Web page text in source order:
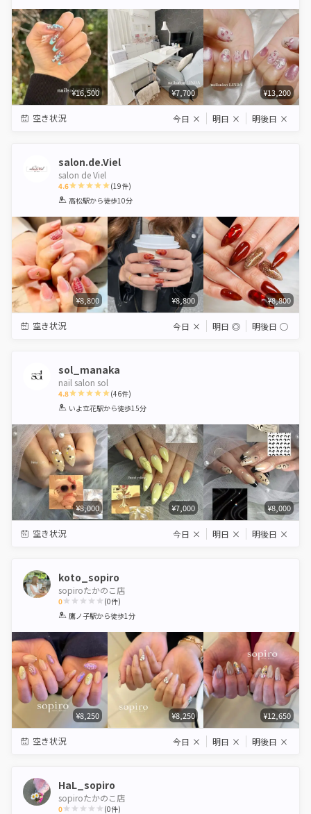
¥16,500 ¥7,700 ¥13,200
空き状況 今日 × 明日 × 明後日 ×
salon.de.Viel
salon de Viel
4.6
1 2 3 4 5
(19件)
高松駅から徒歩10分
¥8,800 ¥8,800 ¥8,800
空き状況 今日 × 明日 ◎ 明後日 ◯
sol_manaka
nail salon sol
4.8
1 2 3 4 5
(46件)
いよ立花駅から徒歩15分
¥8,000 ¥7,000 ¥8,000
空き状況 今日 × 明日 × 明後日 ×
koto_sopiro
sopiroたかのこ店
0
1 2 3 4 5
(0件)
鷹ノ子駅から徒歩1分
¥8,250 ¥8,250 ¥12,650
空き状況 今日 × 明日 × 明後日 ×
HaL_sopiro
sopiroたかのこ店
0 (0件)